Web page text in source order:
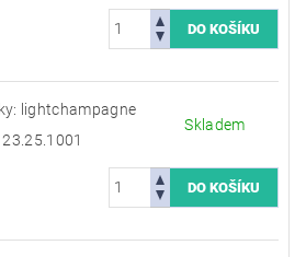
lightchampagne
Skladem